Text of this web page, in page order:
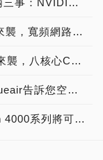
購買RTX 30系列顯示卡前必先知道的兩三事：NVIDIA技術簡報 (下篇)
中華電信HiNet光世代2G/1G光纖上網來襲，寬頻網路速度再升級！
核戰開打！Intel第9代Core處理器即將來襲，八核心Core i9-9900K成新桌上型主流級處理器霸主！
疫情當前、連呼吸都要小心翼翼，讓Blueair告訴您空氣清淨機的挑選秘辛
你要換板？我不用！AMD新一代Ryzen 4000系列將可透過更新與現有B450主機板相容